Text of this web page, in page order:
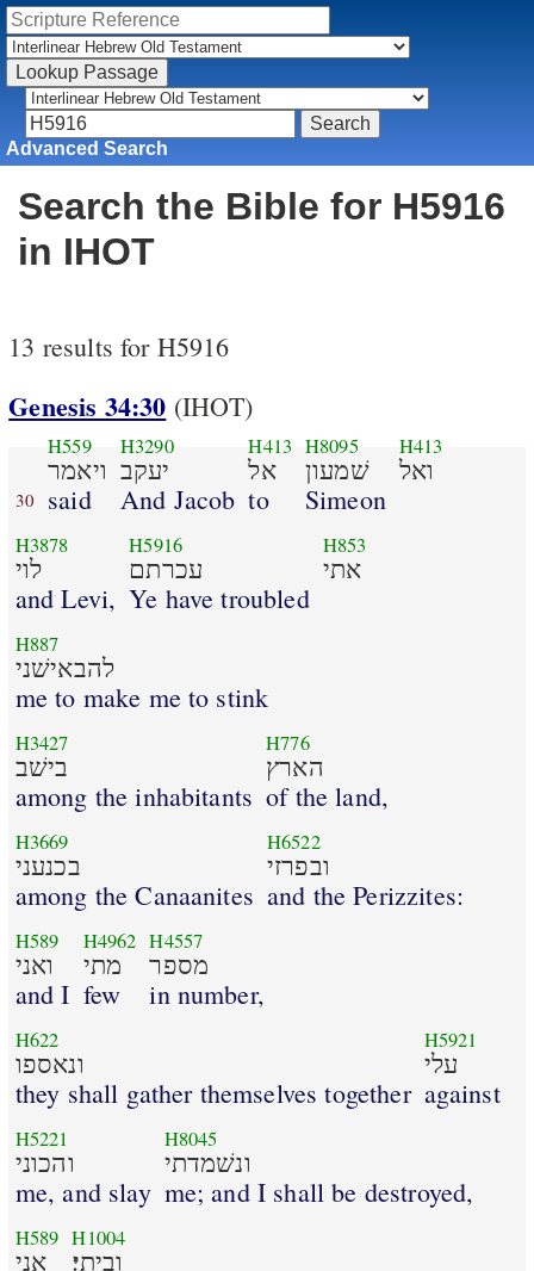
Advanced Search
Search the Bible for H5916
in IHOT
13 results for H5916
Genesis 34:30 (IHOT)
30
H559
ויאמר
said
H3290
יעקב
And Jacob
H413
אל
to
H8095
שׁמעון
Simeon
H413
ואל
H3878
לוי
and Levi,
H5916
עכרתם
Ye have troubled
H853
אתי
H887
להבאישׁני
me to make me to stink
H3427
בישׁב
among the inhabitants
H776
הארץ
of the land,
H3669
בכנעני
among the Canaanites
H6522
ובפרזי
and the Perizzites:
H589
ואני
and I
H4962
מתי
few
H4557
מספר
in number,
H622
ונאספו
they shall gather themselves together
H5921
עלי
against
H5221
והכוני
me, and slay
H8045
ונשׁמדתי
me; and I shall be destroyed,
H589
אני
H1004
וביתי׃